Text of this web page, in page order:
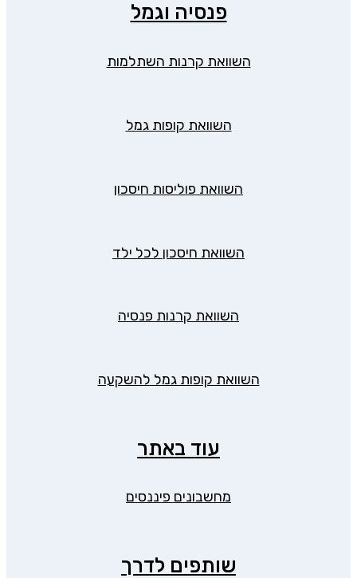
פנסיה וגמל
השוואת קרנות השתלמות
השוואת קופות גמל
השוואת פוליסות חיסכון
השוואת חיסכון לכל ילד
השוואת קרנות פנסיה
השוואת קופות גמל להשקעה
עוד באתר
מחשבונים פיננסים
שותפים לדרך